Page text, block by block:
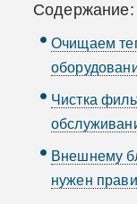
Содержание:
Очищаем
Чистка
Внешнему
нужен